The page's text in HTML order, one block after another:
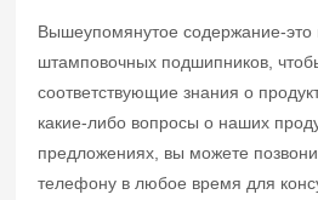
Вышеупомянутое содержание-это
штамповочных подшипников,
соответствующие знания о
какие-либо вопросы о наших
предложениях, вы можете
телефону в любое время для